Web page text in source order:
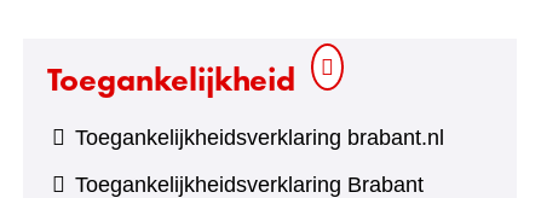
Toegankelijkheid
Toegankelijkheidsverklaring brabant.nl
Toegankelijkheidsverklaring Brabant